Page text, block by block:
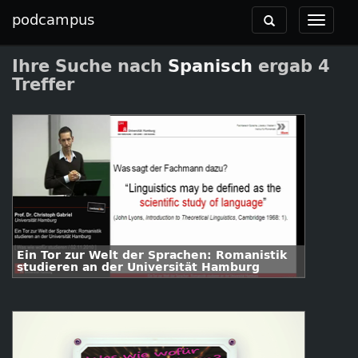
podcampus
Toggle
Toggle
navigation
Ihre Suche nach Spanisch ergab 4
Treffer
Ein Tor zur Welt der Sprachen: Romanistik
studieren an der Universität Hamburg